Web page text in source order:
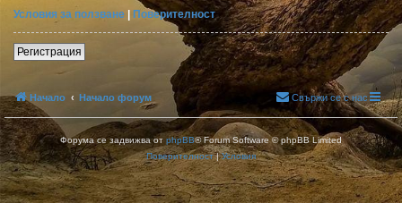
Условия за ползване | Поверителност
Регистрация
Начало Начало форум Свържи се с нас
Форума се задвижва от phpBB® Forum Software © phpBB Limited
Поверителност|Условия